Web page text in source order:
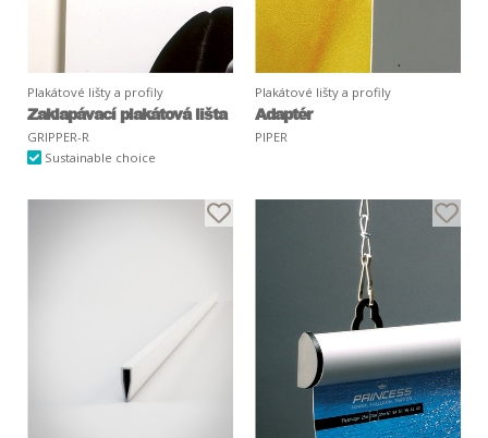
Plakátové lišty a profily
Zaklapávací plakátová lišta
GRIPPER-R
Sustainable choice
Plakátové lišty a profily
Adaptér
PIPER